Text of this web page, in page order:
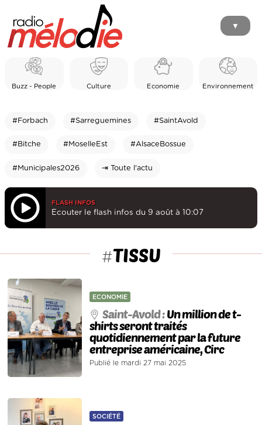
▼
Buzz - People Culture Economie Environnement
#Forbach #Sarreguemines #SaintAvold
#Bitche #MoselleEst #AlsaceBossue
#Municipales2026 ⇥ Toute l'actu
FLASH INFOS
Ecouter le flash infos du 9 août à 10:07
#TISSU
ECONOMIE
Saint-Avold :Un million de t-
shirts seront traités
quotidiennement par la future
entreprise américaine, Circ
Publié le mardi 27 mai 2025
SOCIÉTÉ